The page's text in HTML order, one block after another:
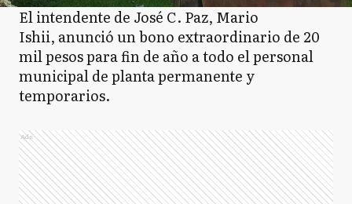
El intendente de José C. Paz, Mario
Ishii, anunció un bono extraordinario de 20
mil pesos para fin de año a todo el personal
municipal de planta permanente y
temporarios.
Ads